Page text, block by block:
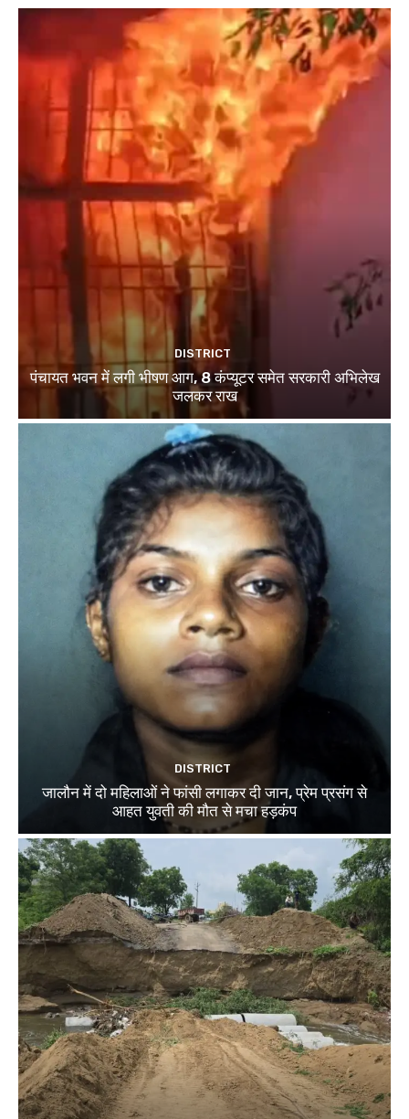
DISTRICT
पंचायत भवन में लगी भीषण आग, 8 कंप्यूटर समेत सरकारी अभिलेख
जलकर राख
DISTRICT
जालौन में दो महिलाओं ने फांसी लगाकर दी जान, प्रेम प्रसंग से
आहत युवती की मौत से मचा हड़कंप